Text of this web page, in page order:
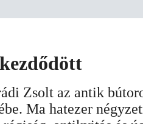
Zsolt az antik
Ma hatezer